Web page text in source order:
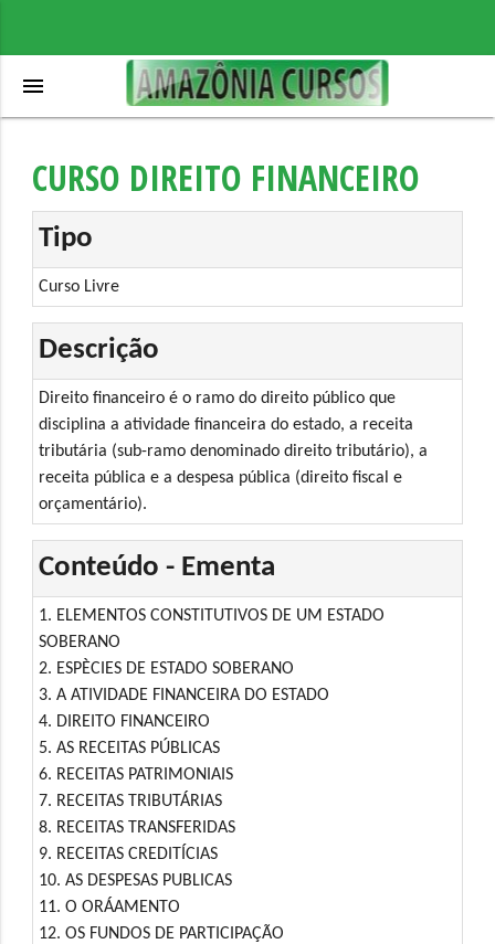
menu
CURSO DIREITO FINANCEIRO
Tipo
Curso Livre
Descrição
Direito financeiro é o ramo do direito público que
disciplina a atividade financeira do estado, a receita
tributária (sub-ramo denominado direito tributário), a
receita pública e a despesa pública (direito fiscal e
orçamentário).
Conteúdo - Ementa
1. ELEMENTOS CONSTITUTIVOS DE UM ESTADO
SOBERANO
2. ESPÈCIES DE ESTADO SOBERANO
3. A ATIVIDADE FINANCEIRA DO ESTADO
4. DIREITO FINANCEIRO
5. AS RECEITAS PÚBLICAS
6. RECEITAS PATRIMONIAIS
7. RECEITAS TRIBUTÁRIAS
8. RECEITAS TRANSFERIDAS
9. RECEITAS CREDITÍCIAS
10. AS DESPESAS PUBLICAS
11. O ORÁAMENTO
12. OS FUNDOS DE PARTICIPAÇÃO